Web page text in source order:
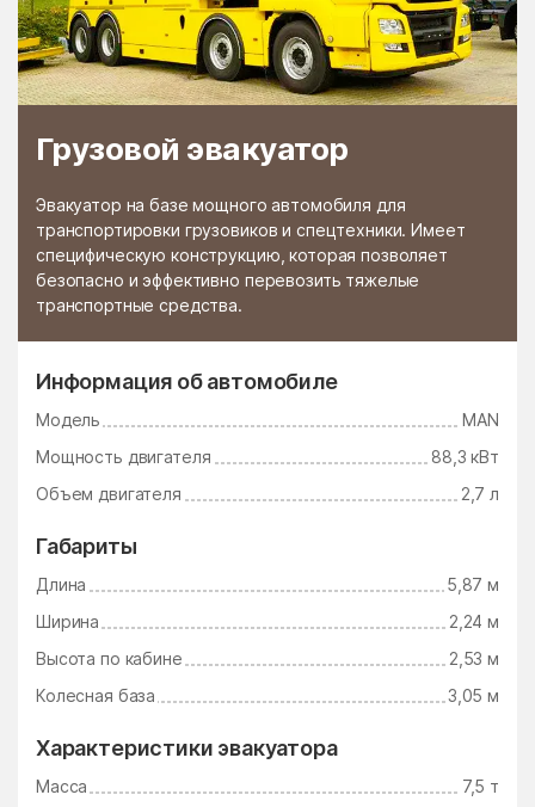
Грузовой эвакуатор
Эвакуатор на базе мощного автомобиля для
транспортировки грузовиков и спецтехники. Имеет
специфическую конструкцию, которая позволяет
безопасно и эффективно перевозить тяжелые
транспортные средства.
Информация об автомобиле
Модель
MAN
Мощность двигателя
88,3 кВт
Объем двигателя
2,7 л
Габариты
Длина
5,87 м
Ширина
2,24 м
Высота по кабине
2,53 м
Колесная база
3,05 м
Характеристики эвакуатора
Масса
7,5 т